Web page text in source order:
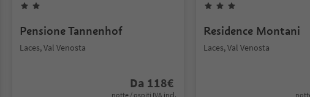
Pensione Tannenhof
Laces, Val Venosta
Da 118€
notte / ospiti IVA incl.
Residence Montani
Laces, Val Venosta